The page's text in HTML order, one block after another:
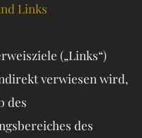
Links
(„Links“)
verwiesen wird,
des
des